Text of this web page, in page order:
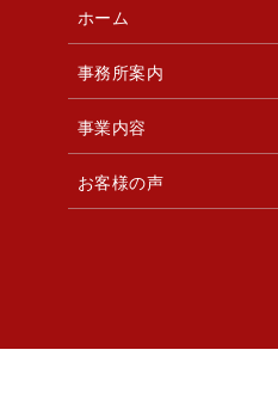
ホーム
事務所案内
事業内容
お客様の声